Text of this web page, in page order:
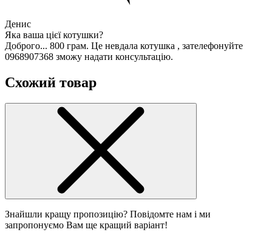
Денис
Яка ваша цієї котушки?
Доброго... 800 грам. Це невдала котушка , зателефонуйте
0968907368 зможу надати консультацію.
Схожий товар
Знайшли кращу пропозицію? Повідомте нам і ми
запропонуємо Вам ще кращий варіант!